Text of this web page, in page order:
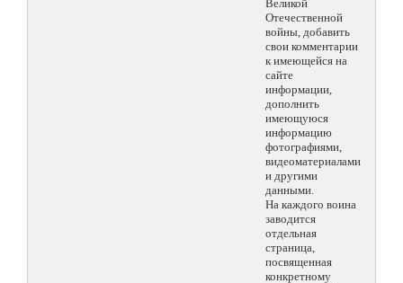
Великой
Отечественной
войны, добавить
свои комментарии
к имеющейся на
сайте
информации,
дополнить
имеющуюся
информацию
фотографиями,
видеоматериалами
и другими
данными.
На каждого воина
заводится
отдельная
страница,
посвященная
конкретному